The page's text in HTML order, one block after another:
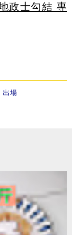
政士勾結 專
出場